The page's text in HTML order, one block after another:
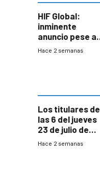
HIF Global:
inminente
anuncio pese a
declaración de
gobierno
Hace 2 semanas
Los titulares de
las 6 del jueves
23 de julio de
2026
Hace 2 semanas